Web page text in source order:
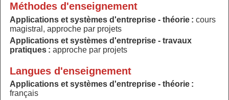
Méthodes d'enseignement
Applications et systèmes d'entreprise - théorie : cours
magistral, approche par projets
Applications et systèmes d'entreprise - travaux
pratiques : approche par projets
Langues d'enseignement
Applications et systèmes d'entreprise - théorie :
français